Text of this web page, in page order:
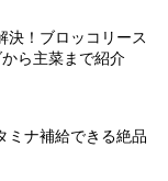
決！ブロッコリース
ら主菜まで紹介
ミナ補給できる絶品